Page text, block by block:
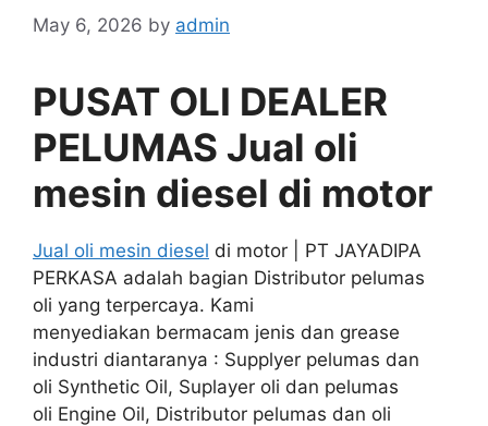
May 6, 2026 by admin
PUSAT OLI DEALER
PELUMAS Jual oli
mesin diesel di motor
Jual oli mesin diesel di motor | PT JAYADIPA
PERKASA adalah bagian Distributor pelumas
oli yang terpercaya. Kami
menyediakan bermacam jenis dan grease
industri diantaranya : Supplyer pelumas dan
oli Synthetic Oil, Suplayer oli dan pelumas
oli Engine Oil, Distributor pelumas dan oli